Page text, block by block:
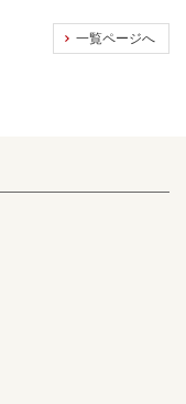
一覧ページへ